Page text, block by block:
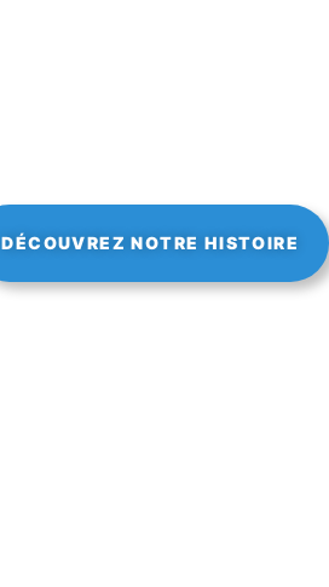
DÉCOUVREZ NOTRE HISTOIRE